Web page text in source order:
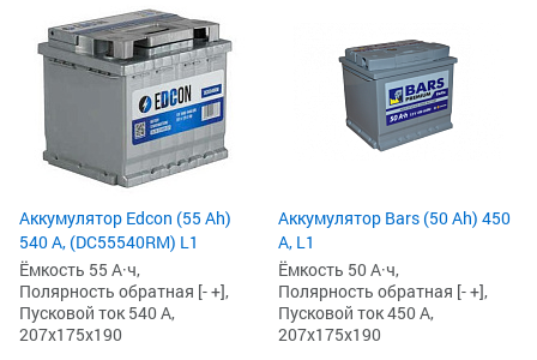
Аккумулятор Edcon (55 Ah)
540 А, (DC55540RM) L1
Ёмкость 55 А·ч,
Полярность обратная [- +],
Пусковой ток 540 А,
207x175x190
Аккумулятор Bars (50 Ah) 450
А, L1
Ёмкость 50 А·ч,
Полярность обратная [- +],
Пусковой ток 450 А,
207x175x190